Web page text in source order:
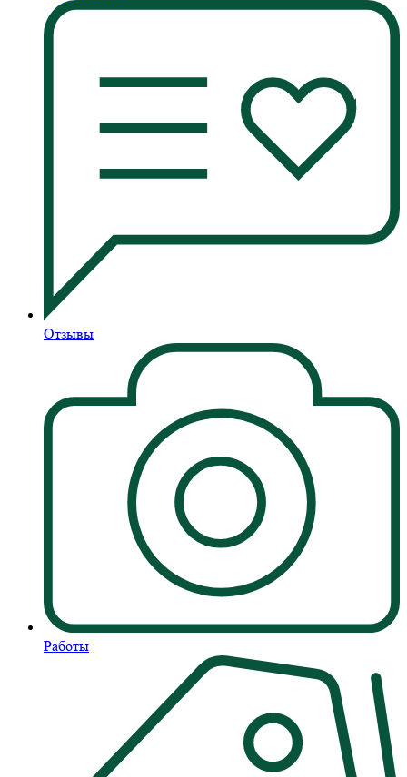
Отзывы
Работы